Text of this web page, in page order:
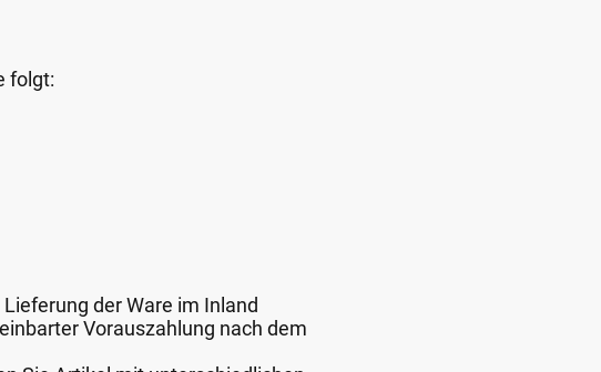
folgt:
der Ware im Inland
Vorauszahlung nach dem